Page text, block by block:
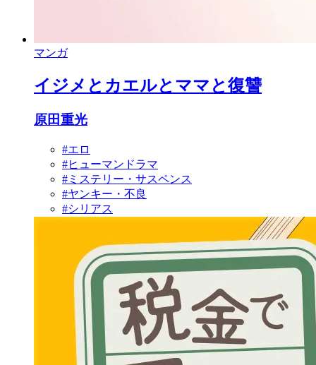
マンガ
イジメとカエルとママと復讐
原田重光
#エロ
#ヒューマンドラマ
#ミステリー・サスペンス
#ヤンキー・不良
#シリアス